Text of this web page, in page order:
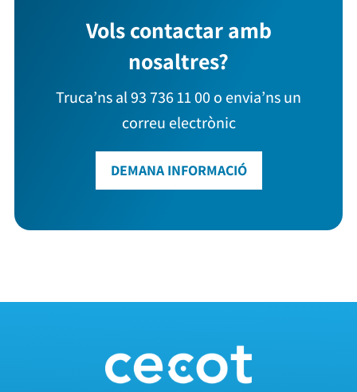
Vols contactar amb
nosaltres?
Truca’ns al 93 736 11 00 o envia’ns un
correu electrònic
DEMANA INFORMACIÓ